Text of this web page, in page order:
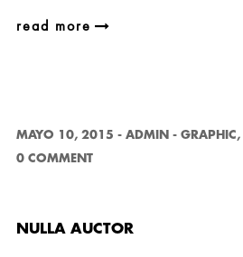
read more
MAYO 10, 2015 - ADMIN - GRAPHIC,
0 COMMENT
NULLA AUCTOR